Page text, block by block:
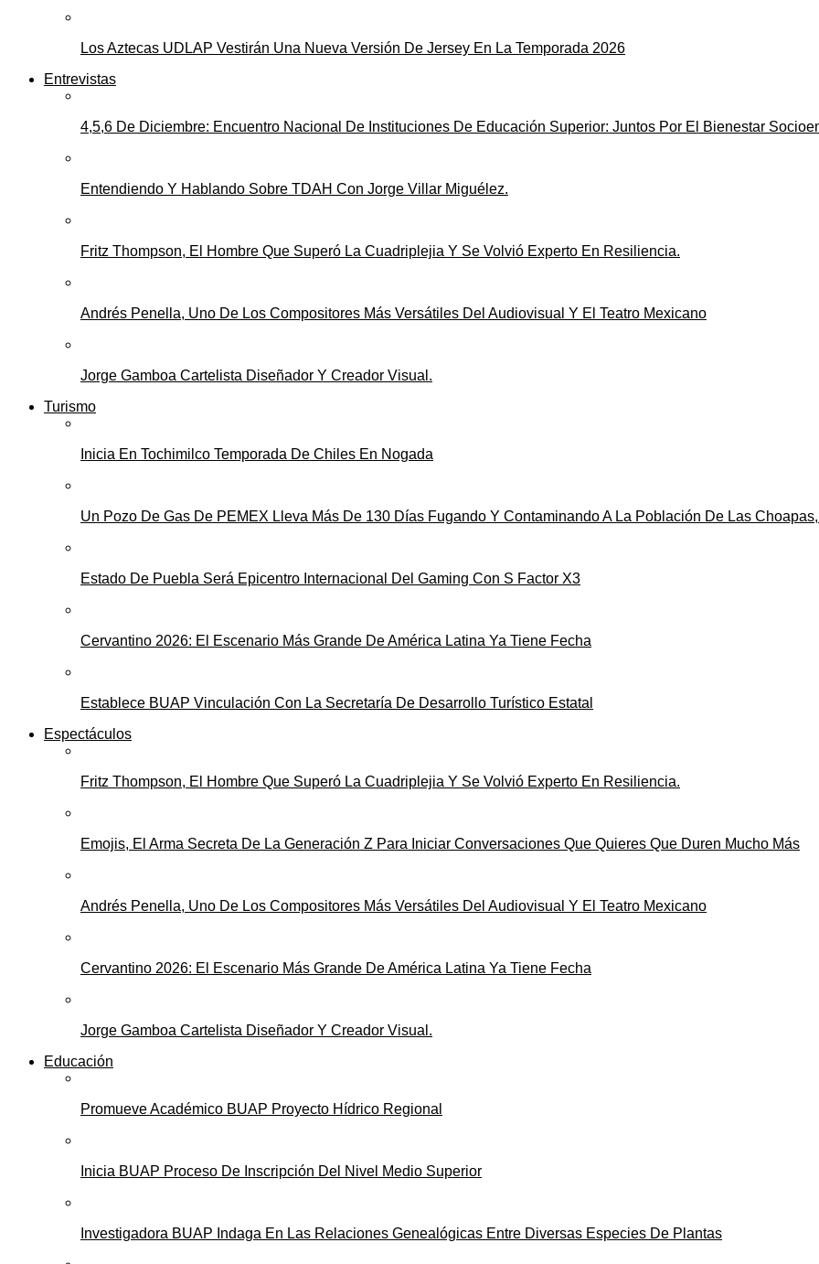
Los Aztecas UDLAP Vestirán Una Nueva Versión De Jersey En La Temporada 2026
Entrevistas
4,5,6 De Diciembre: Encuentro Nacional De Instituciones De Educación Superior: Juntos Por El Bienestar
Entendiendo Y Hablando Sobre TDAH Con Jorge Villar Miguélez.
Fritz Thompson, El Hombre Que Superó La Cuadriplejia Y Se Volvió Experto En Resiliencia.
Andrés Penella, Uno De Los Compositores Más Versátiles Del Audiovisual Y El Teatro Mexicano
Jorge Gamboa Cartelista Diseñador Y Creador Visual.
Turismo
Inicia En Tochimilco Temporada De Chiles En Nogada
Un Pozo De Gas De PEMEX Lleva Más De 130 Días Fugando Y Contaminando A La Población De Las
Estado De Puebla Será Epicentro Internacional Del Gaming Con S Factor X3
Cervantino 2026: El Escenario Más Grande De América Latina Ya Tiene Fecha
Establece BUAP Vinculación Con La Secretaría De Desarrollo Turístico Estatal
Espectáculos
Fritz Thompson, El Hombre Que Superó La Cuadriplejia Y Se Volvió Experto En Resiliencia.
Emojis, El Arma Secreta De La Generación Z Para Iniciar Conversaciones Que Quieres Que Duren Mucho Más
Andrés Penella, Uno De Los Compositores Más Versátiles Del Audiovisual Y El Teatro Mexicano
Cervantino 2026: El Escenario Más Grande De América Latina Ya Tiene Fecha
Jorge Gamboa Cartelista Diseñador Y Creador Visual.
Educación
Promueve Académico BUAP Proyecto Hídrico Regional
Inicia BUAP Proceso De Inscripción Del Nivel Medio Superior
Investigadora BUAP Indaga En Las Relaciones Genealógicas Entre Diversas Especies De Plantas